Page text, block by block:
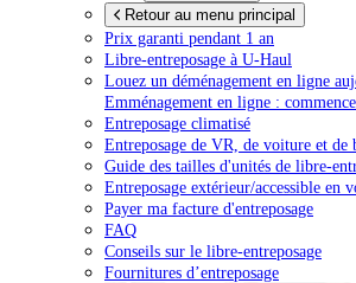
Retour au menu principal
Prix garanti pendant 1 an
Libre-entreposage à U-Haul
Louez un déménagement en ligne
Emménagement en ligne :
Entreposage climatisé
Entreposage de VR, de voiture et de
Guide des tailles d'unités de libre-
Entreposage extérieur/accessible en
Payer ma facture d'entreposage
FAQ
Conseils sur le libre-entreposage
Fournitures d’entreposage